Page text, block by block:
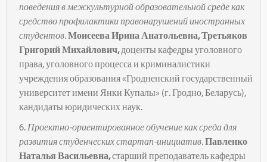
поведения в межкультурной образовательной среде как
средство профилактикиправонарушений иностранных
студентов.Моисеева Ирина Анатольевна, Третьяков
Григорий Михайлович,доценты кафедры уголовного
права, уголовного процесса и криминалистики
учреждения образования «Гродненский государственный
университет имени Янки Купалы» (г. Гродно, Беларусь),
кандидаты юридических наук.
6. Проектно-ориентированноеобучение как среда для
развитиястуденческихстартап-инициатив.Павленко
Наталья Васильевна,старший преподаватель кафедры